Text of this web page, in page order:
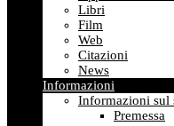
Libri
Film
Web
Citazioni
News
Informazioni
Informazioni sul
Premessa